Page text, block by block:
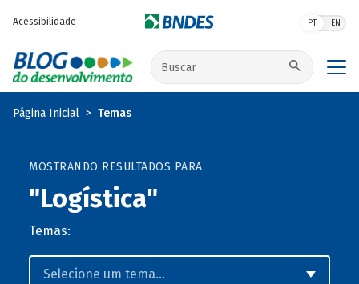
Acessibilidade PT EN
Buscar no site
Página Inicial Temas
MOSTRANDO RESULTADOS PARA
"Logística"
Temas: